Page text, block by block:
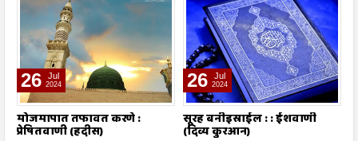
26 Jul
2024
मोजमापात तफावत करणे :
प्रेषितवाणी (हदीस)
26 Jul
2024
सूरह बनीइस्राईल : : ईशवाणी
(दिव्य कुरआन)